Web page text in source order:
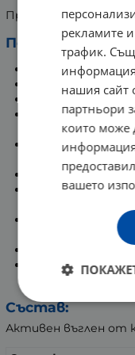
Продукт, подходящ
Полезни
100% натурален
Без вкус и мирис.
Съдейства за
Ефективно
от прием на
Повлиява
стомашно-
Подкрепя
Стимулира
Съдейства за
на холестерола.
Влияе
Спомага за
тялото.
Състав:
Активен въглен от
рекламите
трафик.
нашия сайт
партньори
които може
вашето